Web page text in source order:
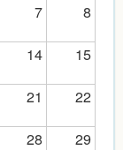
7
8
14
15
21
22
28
29